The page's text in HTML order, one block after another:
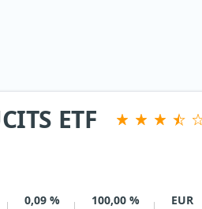
ETF
0,09 % 100,00 % EUR